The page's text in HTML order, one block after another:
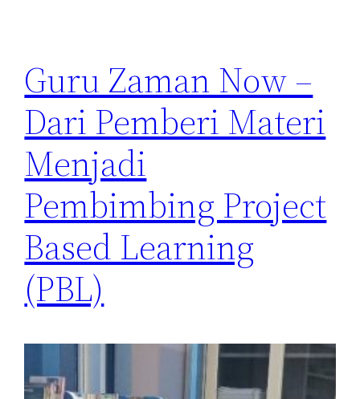
Guru Zaman Now –
Dari Pemberi Materi
Menjadi
Pembimbing Project
Based Learning
(PBL)